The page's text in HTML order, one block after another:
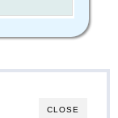
CLOSE